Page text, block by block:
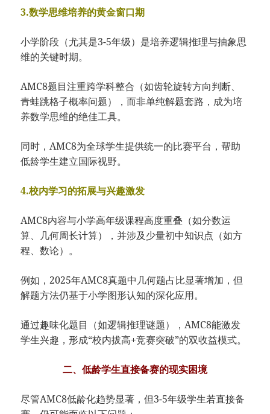
3.数学思维培养的黄金窗口期
小学阶段（尤其是3-5年级）是培养逻辑推理与抽象思
维的关键时期。
AMC8题目注重跨学科整合（如齿轮旋转方向判断、
青蛙跳格子概率问题），而非单纯解题套路，成为培
养数学思维的绝佳工具。
同时，AMC8为全球学生提供统一的比赛平台，帮助
低龄学生建立国际视野。
4.校内学习的拓展与兴趣激发
AMC8内容与小学高年级课程高度重叠（如分数运
算、几何周长计算），并涉及少量初中知识点（如方
程、数论）。
例如，2025年AMC8真题中几何题占比显著增加，但
解题方法仍基于小学图形认知的深化应用。
通过趣味化题目（如逻辑推理谜题），AMC8能激发
学生兴趣，形成“校内拔高+竞赛突破”的双收益模式。
二、低龄学生直接备赛的现实困境
尽管AMC8低龄化趋势显著，但3-5年级学生若直接备